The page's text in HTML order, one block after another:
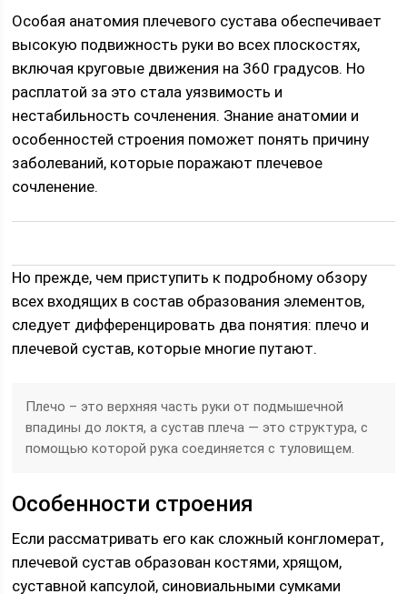
Особая анатомия плечевого сустава обеспечивает
высокую подвижность руки во всех плоскостях,
включая круговые движения на 360 градусов. Но
расплатой за это стала уязвимость и
нестабильность сочленения. Знание анатомии и
особенностей строения поможет понять причину
заболеваний, которые поражают плечевое
сочленение.
Но прежде, чем приступить к подробному обзору
всех входящих в состав образования элементов,
следует дифференцировать два понятия: плечо и
плечевой сустав, которые многие путают.
Плечо – это верхняя часть руки от подмышечной
впадины до локтя, а сустав плеча — это структура, с
помощью которой рука соединяется с туловищем.
Особенности строения
Если рассматривать его как сложный конгломерат,
плечевой сустав образован костями, хрящом,
суставной капсулой, синовиальными сумками